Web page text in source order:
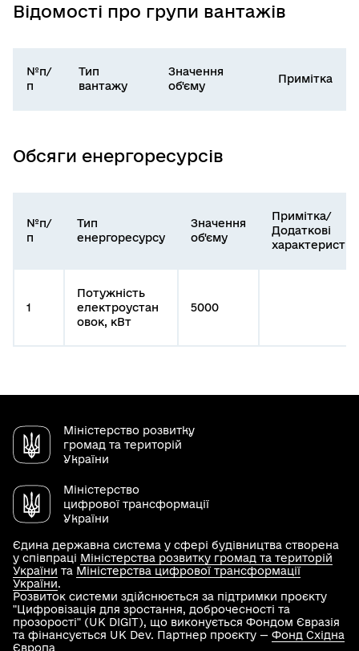
Відомості про групи вантажів
№п/
п
Тип
вантажу
Значення
об'єму
Примітка
Обсяги енергоресурсів
№п/
п
Тип
енергоресурсу
Значення
об'єму
Примітка/
Додаткові
1
Потужність
електроустан
овок, кВт
5000
Міністерство розвитку
громад та територій
України
Міністерство
цифрової трансформації
України
Єдина державна система у сфері будівництва створена
у співпраці Міністерства розвитку громад та територій
України та Міністерства цифрової трансформації
України.
Розвиток системи здійснюється за підтримки проєкту
"Цифровізація для зростання, доброчесності та
прозорості" (UK DIGIT), що виконується Фондом Євразія
та фінансується UK Dev. Партнер проєкту — Фонд Східна
Європа